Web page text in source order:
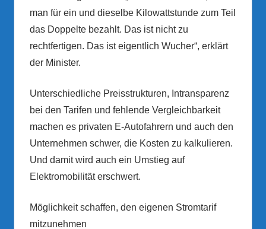
man für ein und dieselbe Kilowattstunde zum Teil
das Doppelte bezahlt. Das ist nicht zu
rechtfertigen. Das ist eigentlich Wucher“, erklärt
der Minister.
Unterschiedliche Preisstrukturen, Intransparenz
bei den Tarifen und fehlende Vergleichbarkeit
machen es privaten E-Autofahrern und auch den
Unternehmen schwer, die Kosten zu kalkulieren.
Und damit wird auch ein Umstieg auf
Elektromobilität erschwert.
Möglichkeit schaffen, den eigenen Stromtarif
mitzunehmen